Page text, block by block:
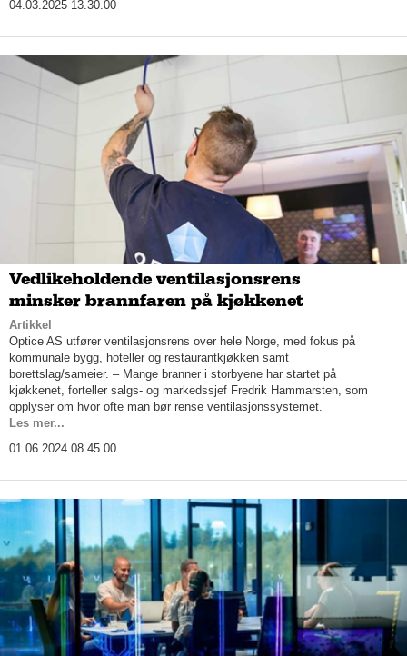
04.03.2025 13.30.00
Vedlikeholdende ventilasjonsrens
minsker brannfaren på kjøkkenet
Artikkel
Optice AS utfører ventilasjonsrens over hele Norge, med fokus på
kommunale bygg, hoteller og restaurantkjøkken samt
borettslag/sameier. – Mange branner i storbyene har startet på
kjøkkenet, forteller salgs- og markedssjef Fredrik Hammarsten, som
opplyser om hvor ofte man bør rense ventilasjonssystemet.
Les mer...
01.06.2024 08.45.00